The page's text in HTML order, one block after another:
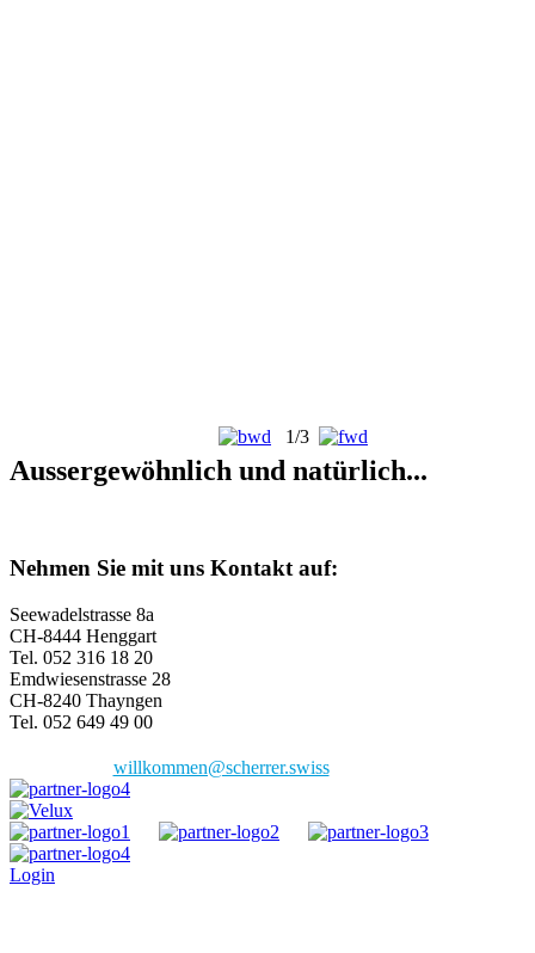
1/3
Aussergewöhnlich und natürlich...
Nehmen Sie mit uns Kontakt auf:
Seewadelstrasse 8a
CH-8444 Henggart
Tel. 052 316 18 20
Emdwiesenstrasse 28
CH-8240 Thayngen
Tel. 052 649 49 00
willkommen@scherrer.swiss
Login